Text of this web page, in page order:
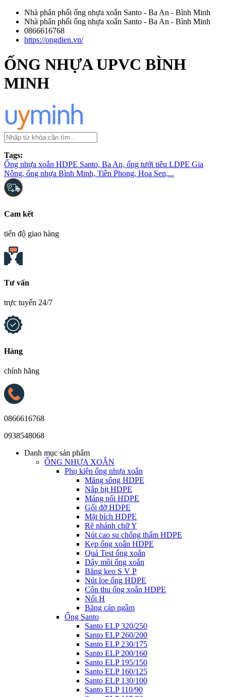
Nhà phân phối ống nhựa xoắn Santo - Ba An - Bình Minh
Nhà phân phối ống nhựa xoắn Santo - Ba An - Bình Minh
0866616768
https://ongdien.vn/
ỐNG NHỰA UPVC BÌNH
MINH
Tags:
Ống nhựa xoắn HDPE Santo, Ba An, ống tưới tiêu LDPE Gia
Nông, ống nhựa Bình Minh, Tiền Phong, Hoa Sen,...
Cam kết
tiến độ giao hàng
Tư vấn
trực tuyến 24/7
Hàng
chính hãng
0866616768
0938548068
Danh mục sản phẩm
ỐNG NHỰA XOẮN
Phụ kiện ống nhựa xoắn
Măng sông HDPE
Nắp bịt HDPE
Máng nối HDPE
Gối đỡ HDPE
Mặt bích HDPE
Rẽ nhánh chữ Y
Nút cao su chống thấm HDPE
Kẹp ống xoắn HDPE
Quả Test ống xoắn
Dây mồi ống xoắn
Băng keo S V P
Nút loe ống HDPE
Côn thu ống xoắn HDPE
Nối H
Băng cáp ngầm
Ống Santo
Santo ELP 320/250
Santo ELP 260/200
Santo ELP 230/175
Santo ELP 200/160
Santo ELP 195/150
Santo ELP 160/125
Santo ELP 130/100
Santo ELP 110/90